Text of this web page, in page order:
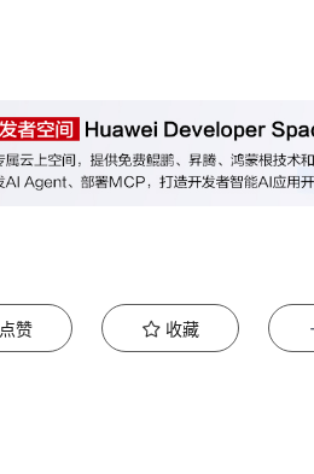
点赞 收藏